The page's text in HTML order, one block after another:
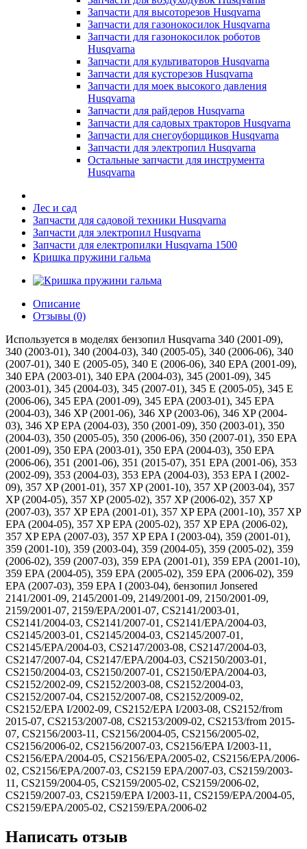
Запчасти для высоторезов Husqvarna
Запчасти для газонокосилок Husqvarna
Запчасти для газонокосилок роботов
Husqvarna
Запчасти для культиваторов Husqvarna
Запчасти для кусторезов Husqvarna
Запчасти для моек высокого давления
Husqvarna
Запчасти для райдеров Husqvarna
Запчасти для садовых тракторов Husqvarna
Запчасти для снегоуборщиков Husqvarna
Запчасти для электропил Husqvarna
Остальные запчасти для инструмента
Husqvarna
Лес и сад
Запчасти для садовой техники Husqvarna
Запчасти для электропил Husqvarna
Запчасти для електропилки Husqvarna 1500
Кришка пружини гальма
Описание
Отзывы (0)
Используется в моделях бензопил Husqvarna 340 (2001-09),
340 (2003-01), 340 (2004-03), 340 (2005-05), 340 (2006-06), 340
(2007-01), 340 E (2005-05), 340 E (2006-06), 340 EPA (2001-09),
340 EPA (2003-01), 340 EPA (2004-03), 345 (2001-09), 345
(2003-01), 345 (2004-03), 345 (2007-01), 345 E (2005-05), 345 E
(2006-06), 345 EPA (2001-09), 345 EPA (2003-01), 345 EPA
(2004-03), 346 XP (2001-06), 346 XP (2003-06), 346 XP (2004-
03), 346 XP EPA (2004-03), 350 (2001-09), 350 (2003-01), 350
(2004-03), 350 (2005-05), 350 (2006-06), 350 (2007-01), 350 EPA
(2001-09), 350 EPA (2003-01), 350 EPA (2004-03), 350 EPA
(2006-06), 351 (2001-06), 351 (2015-07), 351 EPA (2001-06), 353
(2002-09), 353 (2004-03), 353 EPA (2004-03), 353 EPA I (2002-
09), 357 XP (2001-01), 357 XP (2001-10), 357 XP (2003-04), 357
XP (2004-05), 357 XP (2005-02), 357 XP (2006-02), 357 XP
(2007-03), 357 XP EPA (2001-01), 357 XP EPA (2001-10), 357 XP
EPA (2004-05), 357 XP EPA (2005-02), 357 XP EPA (2006-02),
357 XP EPA (2007-03), 357 XP EPA I (2003-04), 359 (2001-01),
359 (2001-10), 359 (2003-04), 359 (2004-05), 359 (2005-02), 359
(2006-02), 359 (2007-03), 359 EPA (2001-01), 359 EPA (2001-10),
359 EPA (2004-05), 359 EPA (2005-02), 359 EPA (2006-02), 359
EPA (2007-03), 359 EPA I (2003-04), бензопил Jonsered
2141/2001-09, 2145/2001-09, 2149/2001-09, 2150/2001-09,
2159/2001-07, 2159/EPA/2001-07, CS2141/2003-01,
CS2141/2004-03, CS2141/2007-01, CS2141/EPA/2004-03,
CS2145/2003-01, CS2145/2004-03, CS2145/2007-01,
CS2145/EPA/2004-03, CS2147/2003-08, CS2147/2004-03,
CS2147/2007-04, CS2147/EPA/2004-03, CS2150/2003-01,
CS2150/2004-03, CS2150/2007-01, CS2150/EPA/2004-03,
CS2152/2002-09, CS2152/2003-08, CS2152/2004-03,
CS2152/2007-04, CS2152/2007-08, CS2152/2009-02,
CS2152/EPA I/2002-09, CS2152/EPA I/2003-08, CS2152/from
2015-07, CS2153/2007-08, CS2153/2009-02, CS2153/from 2015-
07, CS2156/2003-11, CS2156/2004-05, CS2156/2005-02,
CS2156/2006-02, CS2156/2007-03, CS2156/EPA I/2003-11,
CS2156/EPA/2004-05, CS2156/EPA/2005-02, CS2156/EPA/2006-
02, CS2156/EPA/2007-03, CS2159 EPA/2007-03, CS2159/2003-
11, CS2159/2004-05, CS2159/2005-02, CS2159/2006-02,
CS2159/2007-03, CS2159/EPA I/2003-11, CS2159/EPA/2004-05,
CS2159/EPA/2005-02, CS2159/EPA/2006-02
Написать отзыв